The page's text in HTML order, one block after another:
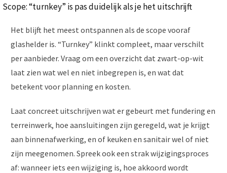
Scope: “turnkey” is pas duidelijk als je het uitschrijft
Het blijft het meest ontspannen als de scope vooraf
glashelder is. “Turnkey” klinkt compleet, maar verschilt
per aanbieder. Vraag om een overzicht dat zwart-op-wit
laat zien wat wel en niet inbegrepen is, en wat dat
betekent voor planning en kosten.
Laat concreet uitschrijven wat er gebeurt met fundering en
terreinwerk, hoe aansluitingen zijn geregeld, wat je krijgt
aan binnenafwerking, en of keuken en sanitair wel of niet
zijn meegenomen. Spreek ook een strak wijzigingsproces
af: wanneer iets een wijziging is, hoe akkoord wordt